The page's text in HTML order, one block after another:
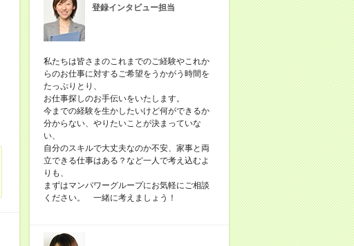
登録インタビュー担当
私たちは皆さまのこれまでのご経験やこれか
らのお仕事に対するご希望をうかがう時間を
たっぷりとり、
お仕事探しのお手伝いをいたします。
今までの経験を生かしたいけど何ができるか
分からない、やりたいことが決まっていな
い、
自分のスキルで大丈夫なのか不安、家事と両
立できる仕事はある？など一人で考え込むよ
りも、
まずはマンパワーグループにお気軽にご相談
ください。 一緒に考えましょう！